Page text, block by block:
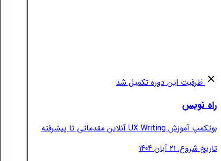
ظرفیت این دوره تکمیل شد
راه نویس
بوتکمپ آموزش UX Writing آنلاین مقدماتی تا پیشرفته
تاریخ شروع: 21 آبان 1404